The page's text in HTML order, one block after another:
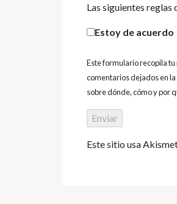
Las siguientes reglas
Estoy de acuerdo
Este formulario recopila
comentarios dejados en
sobre dónde, cómo y por
Este sitio usa